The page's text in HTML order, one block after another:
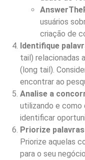
usuários
criação de
Identifique
tail) relacionadas
(long tail).
encontrar ao
Analise a
utilizando e como
identificar
Priorize
Priorize aquelas
para o seu negócio.